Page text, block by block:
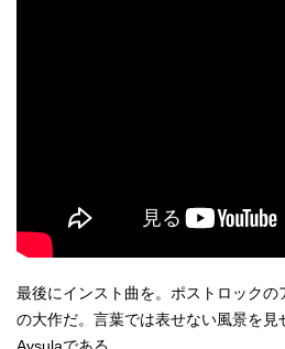
最後にインスト曲を。ポストロック
の大作だ。言葉では表せない風景を